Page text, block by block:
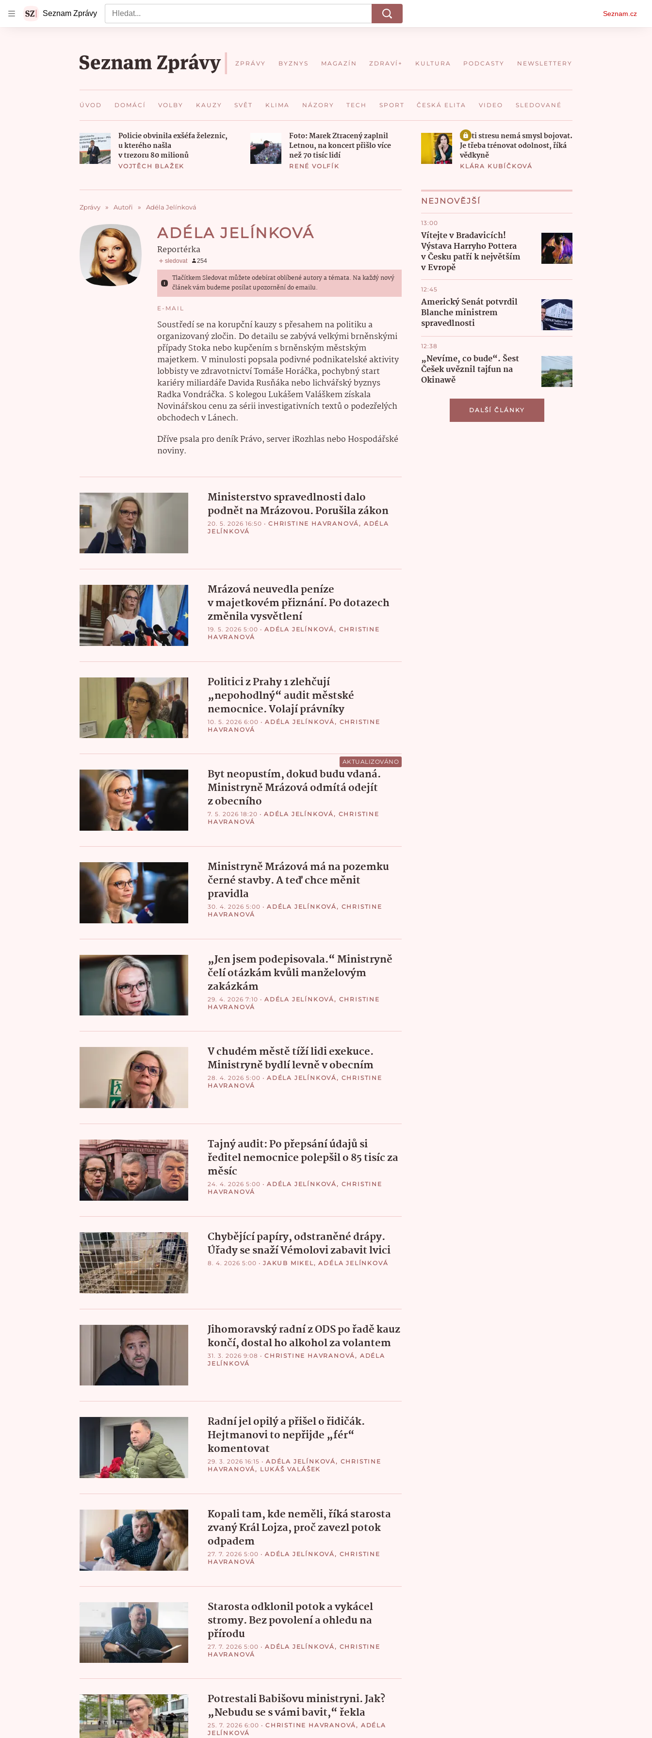
Seznam Zprávy
Vyhledat
Seznam.cz
ZPRÁVY BYZNYS MAGAZÍN ZDRAVÍ+ KULTURA PODCASTY NEWSLETTERY
ÚVOD DOMÁCÍ VOLBY KAUZY SVĚT KLIMA NÁZORY TECH SPORT ČESKÁ ELITA VIDEO SLEDOVANÉ
Policie obvinila exšéfa železnic,
u kterého našla
v trezoru 80 milionů
VOJTĚCH BLAŽEK
Foto: Marek Ztracený zaplnil
Letnou, na koncert přišlo více
než 70 tisíc lidí
RENÉ VOLFÍK
Proti stresu nemá smysl bojovat.
Je třeba trénovat odolnost, říká
vědkyně
KLÁRA KUBÍČKOVÁ
Zprávy Autoři Adéla Jelínková
ADÉLA JELÍNKOVÁ
reportérka
Tlačítkem Sledovat můžete odebírat oblíbené autory a témata. Na každý nový
článek vám budeme posílat upozornění do emailu.
E-MAIL
Soustředí se na korupční kauzy s přesahem na politiku a
organizovaný zločin. Do detailu se zabývá velkými brněnskými
případy Stoka nebo kupčením s brněnským městským
majetkem. V minulosti popsala podivné podnikatelské aktivity
lobbisty ve zdravotnictví Tomáše Horáčka, pochybný start
kariéry miliardáře Davida Rusňáka nebo lichvářský byznys
Radka Vondráčka. S kolegou Lukášem Valáškem získala
Novinářskou cenu za sérii investigativních textů o podezřelých
obchodech v Lánech.
Dříve psala pro deník Právo, server iRozhlas nebo Hospodářské
noviny.
Ministerstvo spravedlnosti dalo
podnět na Mrázovou. Porušila zákon
20. 5. 2026 16:50 • CHRISTINE HAVRANOVÁ , ADÉLA
JELÍNKOVÁ
Mrázová neuvedla peníze
v majetkovém přiznání. Po dotazech
změnila vysvětlení
19. 5. 2026 5:00 • ADÉLA JELÍNKOVÁ , CHRISTINE
HAVRANOVÁ
Politici z Prahy 1 zlehčují
„nepohodlný“ audit městské
nemocnice. Volají právníky
10. 5. 2026 6:00 • ADÉLA JELÍNKOVÁ , CHRISTINE
HAVRANOVÁ
AKTUALIZOVÁNO
Byt neopustím, dokud budu vdaná.
Ministryně Mrázová odmítá odejít
z obecního
7. 5. 2026 18:20 • ADÉLA JELÍNKOVÁ , CHRISTINE
HAVRANOVÁ
Ministryně Mrázová má na pozemku
černé stavby. A teď chce měnit
pravidla
30. 4. 2026 5:00 • ADÉLA JELÍNKOVÁ , CHRISTINE
HAVRANOVÁ
„Jen jsem podepisovala.“ Ministryně
čelí otázkám kvůli manželovým
zakázkám
29. 4. 2026 7:10 • ADÉLA JELÍNKOVÁ , CHRISTINE
HAVRANOVÁ
V chudém městě tíží lidi exekuce.
Ministryně bydlí levně v obecním
28. 4. 2026 5:00 • ADÉLA JELÍNKOVÁ , CHRISTINE
HAVRANOVÁ
Tajný audit: Po přepsání údajů si
ředitel nemocnice polepšil o 85 tisíc za
měsíc
24. 4. 2026 5:00 • ADÉLA JELÍNKOVÁ , CHRISTINE
HAVRANOVÁ
Chybějící papíry, odstraněné drápy.
Úřady se snaží Vémolovi zabavit lvici
8. 4. 2026 5:00 • JAKUB MIKEL ,ADÉLA JELÍNKOVÁ
Jihomoravský radní z ODS po řadě kauz
končí, dostal ho alkohol za volantem
31. 3. 2026 9:08 • CHRISTINE HAVRANOVÁ , ADÉLA
JELÍNKOVÁ
Radní jel opilý a přišel o řidičák.
Hejtmanovi to nepřijde „fér“
komentovat
29. 3. 2026 16:15 • ADÉLA JELÍNKOVÁ , CHRISTINE
HAVRANOVÁ , LUKÁŠ VALÁŠEK
Kopali tam, kde neměli, říká starosta
zvaný Král Lojza, proč zavezl potok
odpadem
27. 7. 2026 5:00 • ADÉLA JELÍNKOVÁ , CHRISTINE
HAVRANOVÁ
Starosta odklonil potok a vykácel
stromy. Bez povolení a ohledu na
přírodu
27. 7. 2026 5:00 • ADÉLA JELÍNKOVÁ , CHRISTINE
HAVRANOVÁ
Potrestali Babišovu ministryni. Jak?
„Nebudu se s vámi bavit,“ řekla
25. 7. 2026 6:00 • CHRISTINE HAVRANOVÁ, ADÉLA
JELÍNKOVÁ
NEJNOVĚJŠÍ
13:00
Vítejte v Bradavicích!
Výstava Harryho Pottera
v Česku patří k největším
v Evropě
12:45
Americký Senát potvrdil
Blanche ministrem
spravedlnosti
12:38
„Nevíme, co bude“. Šest
Češek uvěznil tajfun na
Okinawě
DALŠÍ ČLÁNKY